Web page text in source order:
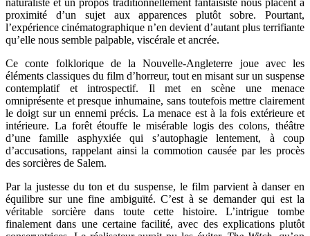
naturaliste et un propos traditionnellement fantaisiste nous placent à
proximité d’un sujet aux apparences plutôt sobre. Pourtant,
l’expérience cinématographique n’en devient d’autant plus terrifiante
qu’elle nous semble palpable, viscérale et ancrée.
Ce conte folklorique de la Nouvelle-Angleterre joue avec les
éléments classiques du film d’horreur, tout en misant sur un suspense
contemplatif et introspectif. Il met en scène une menace
omniprésente et presque inhumaine, sans toutefois mettre clairement
le doigt sur un ennemi précis. La menace est à la fois extérieure et
intérieure. La forêt étouffe le misérable logis des colons, théâtre
d’une famille asphyxiée qui s’autophagie lentement, à coup
d’accusations, rappelant ainsi la commotion causée par les procès
des sorcières de Salem.
Par la justesse du ton et du suspense, le film parvient à danser en
équilibre sur une fine ambiguïté. C’est à se demander qui est la
véritable sorcière dans toute cette histoire. L’intrigue tombe
finalement dans une certaine facilité, avec des explications plutôt